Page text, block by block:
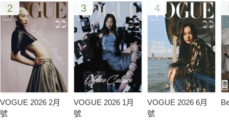
2
VOGUE 2026 2月
號
3
VOGUE 2026 1月
號
4
VOGUE 2026 6月
號